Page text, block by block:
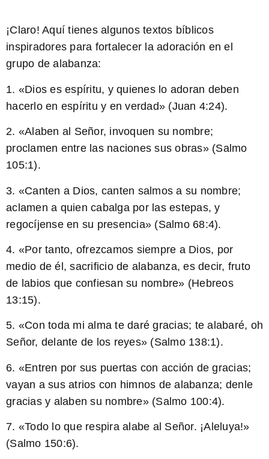
¡Claro! Aquí tienes algunos textos bíblicos
inspiradores para fortalecer la adoración en el
grupo de alabanza:
1. «Dios es espíritu, y quienes lo adoran deben
hacerlo en espíritu y en verdad» (Juan 4:24).
2. «Alaben al Señor, invoquen su nombre;
proclamen entre las naciones sus obras» (Salmo
105:1).
3. «Canten a Dios, canten salmos a su nombre;
aclamen a quien cabalga por las estepas, y
regocíjense en su presencia» (Salmo 68:4).
4. «Por tanto, ofrezcamos siempre a Dios, por
medio de él, sacrificio de alabanza, es decir, fruto
de labios que confiesan su nombre» (Hebreos
13:15).
5. «Con toda mi alma te daré gracias; te alabaré, oh
Señor, delante de los reyes» (Salmo 138:1).
6. «Entren por sus puertas con acción de gracias;
vayan a sus atrios con himnos de alabanza; denle
gracias y alaben su nombre» (Salmo 100:4).
7. «Todo lo que respira alabe al Señor. ¡Aleluya!»
(Salmo 150:6).